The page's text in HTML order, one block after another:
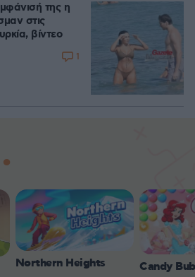
της η
στις
βίντεο
1
Northern Heights Candy